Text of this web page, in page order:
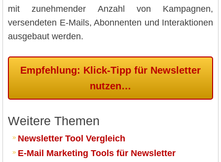
mit zunehmender Anzahl von Kampagnen,
versendeten E-Mails, Abonnenten und Interaktionen
ausgebaut werden.
Empfehlung: Klick-Tipp für Newsletter
nutzen…
Weitere Themen
Newsletter Tool Vergleich
E-Mail Marketing Tools für Newsletter